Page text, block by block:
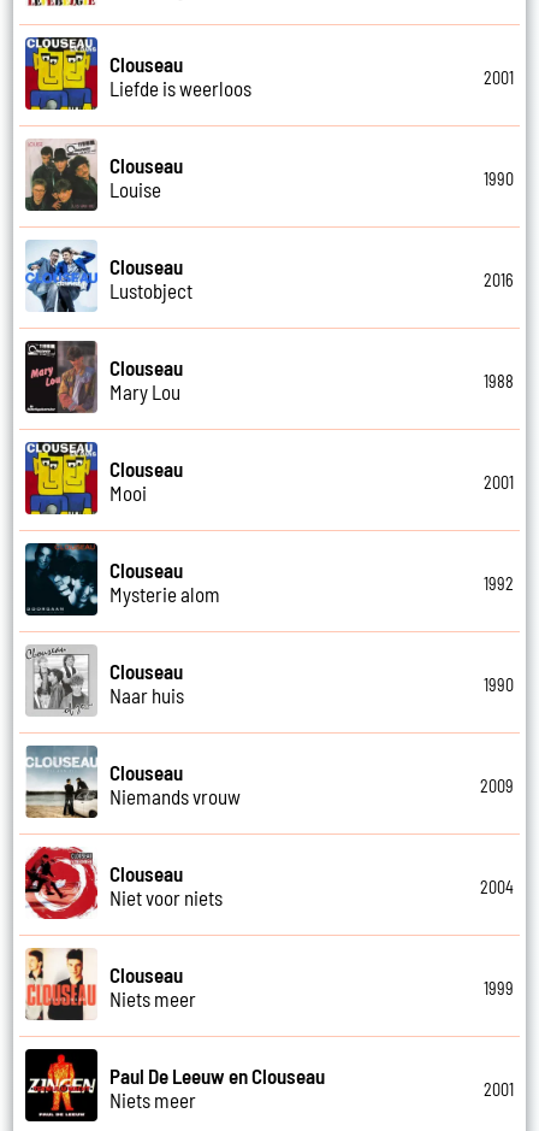
Clouseau
Liefde is weerloos
2001
Clouseau
Louise
1990
Clouseau
Lustobject
2016
Clouseau
Mary Lou
1988
Clouseau
Mooi
2001
Clouseau
Mysterie alom
1992
Clouseau
Naar huis
1990
Clouseau
Niemands vrouw
2009
Clouseau
Niet voor niets
2004
Clouseau
Niets meer
1999
Paul De Leeuw en Clouseau
Niets meer
2001